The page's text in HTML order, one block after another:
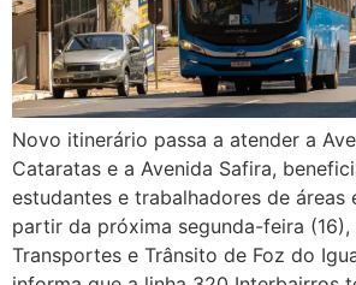
Novo itinerário passa a atender a
Cataratas e a Avenida Safira,
estudantes e trabalhadores de áreas
partir da próxima segunda-feira
Transportes e Trânsito de Foz do